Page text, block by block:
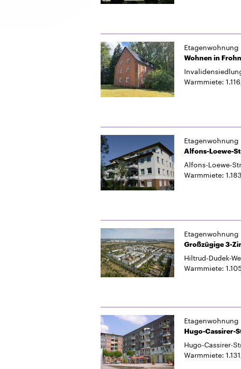
Etagenwohnung
Wohnen in
Warmmiete
Etagenwohnung
Alfons-Loewe-
Alfons-Loewe-
Warmmiete
Etagenwohnung
Großzügige 3-
Hiltrud-Dudek-
Warmmiete
Etagenwohnung
Hugo-Cassirer-
Hugo-Cassirer-
Warmmiete